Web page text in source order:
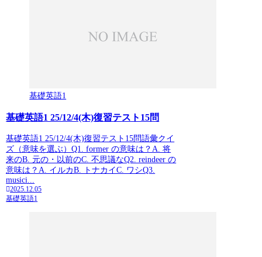
基礎英語1
基礎英語1 25/12/4(木)復習テスト15問
基礎英語1 25/12/4(木)復習テスト15問語彙クイ
ズ（意味を選ぶ）Q1. former の意味は？A. 将
来のB. 元の・以前のC. 不思議なQ2. reindeer の
意味は？A. イルカB. トナカイC. ワシQ3.
musici...
2025.12.05
基礎英語1